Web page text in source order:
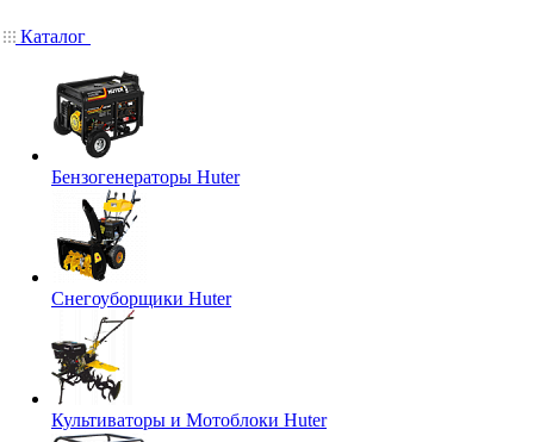
Каталог
Бензогенераторы Huter
Снегоуборщики Huter
Культиваторы и Мотоблоки Huter